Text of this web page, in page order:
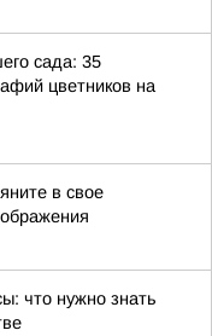
сада: 35
цветников на
в свое
что нужно знать